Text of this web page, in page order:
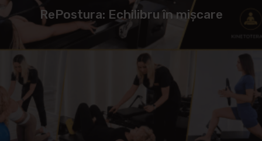
RePostura: Echilibru în mișcare